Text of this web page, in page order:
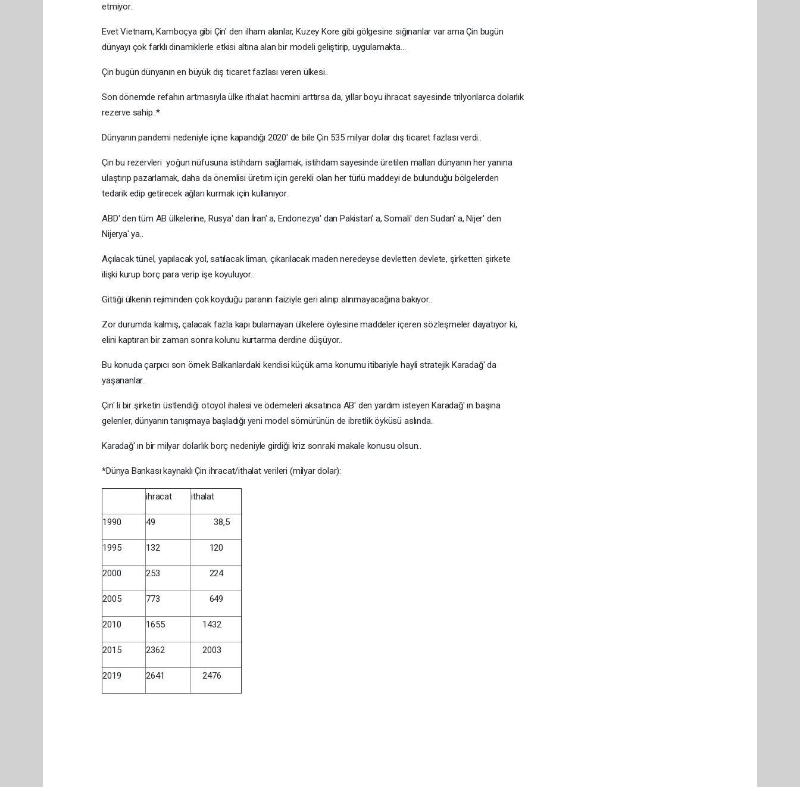
etmiyor..
Evet Vietnam, Kamboçya gibi Çin' den ilham alanlar, Kuzey Kore gibi gölgesine sığınanlar var ama Çin bugün
dünyayı çok farklı dinamiklerle etkisi altına alan bir modeli geliştirip, uygulamakta…
Çin bugün dünyanın en büyük dış ticaret fazlası veren ülkesi..
Son dönemde refahın artmasıyla ülke ithalat hacmini arttırsa da, yıllar boyu ihracat sayesinde trilyonlarca dolarlık
rezerve sahip..*
Dünyanın pandemi nedeniyle içine kapandığı 2020' de bile Çin 535 milyar dolar dış ticaret fazlası verdi..
Çin bu rezervleri yoğun nüfusuna istihdam sağlamak, istihdam sayesinde üretilen malları dünyanın her yanına
ulaştırıp pazarlamak, daha da önemlisi üretim için gerekli olan her türlü maddeyi de bulunduğu bölgelerden
tedarik edip getirecek ağları kurmak için kullanıyor..
ABD' den tüm AB ülkelerine, Rusya' dan İran' a, Endonezya' dan Pakistan' a, Somali' den Sudan' a, Nijer' den
Nijerya' ya..
Açılacak tünel, yapılacak yol, satılacak liman, çıkarılacak maden neredeyse devletten devlete, şirketten şirkete
ilişki kurup borç para verip işe koyuluyor..
Gittiği ülkenin rejiminden çok koyduğu paranın faiziyle geri alınıp alınmayacağına bakıyor..
Zor durumda kalmış, çalacak fazla kapı bulamayan ülkelere öylesine maddeler içeren sözleşmeler dayatıyor ki,
elini kaptıran bir zaman sonra kolunu kurtarma derdine düşüyor..
Bu konuda çarpıcı son örnek Balkanlardaki kendisi küçük ama konumu itibariyle hayli stratejik Karadağ' da
yaşananlar..
Çin' li bir şirketin üstlendiği otoyol ihalesi ve ödemeleri aksatınca AB' den yardım isteyen Karadağ' ın başına
gelenler, dünyanın tanışmaya başladığı yeni model sömürünün de ibretlik öyküsü aslında..
Karadağ' ın bir milyar dolarlık borç nedeniyle girdiği kriz sonraki makale konusu olsun..
*Dünya Bankası kaynaklı Çin ihracat/ithalat verileri (milyar dolar):
ihracat ithalat
1990 49 38,5
1995 132 120
2000 253 224
2005 773 649
2010 1655 1432
2015 2362 2003
2019 2641 2476